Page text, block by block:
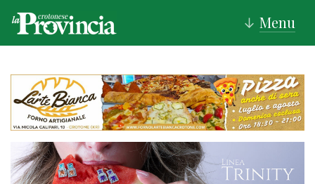
↓ Menu